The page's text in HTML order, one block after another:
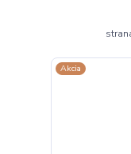
Akcia